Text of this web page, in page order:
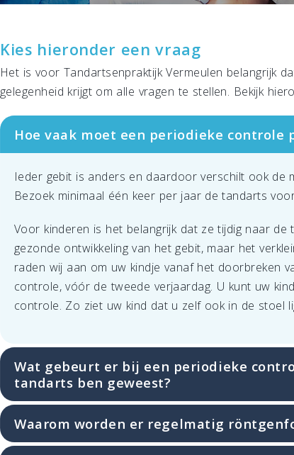
Kies hieronder een vraag
Het is voor Tandartsenpraktijk Vermeulen belangrijk
gelegenheid krijgt om alle vragen te stellen. Bekijk
Hoe vaak moet een periodieke controle
Ieder gebit is anders en daardoor verschilt ook de
Bezoek minimaal één keer per jaar de tandarts
Voor kinderen is het belangrijk dat ze tijdig naar
gezonde ontwikkeling van het gebit, maar het
raden wij aan om uw kindje vanaf het doorbreken
controle, vóór de tweede verjaardag. U kunt uw
controle. Zo ziet uw kind dat u zelf ook in de stoel
Wat gebeurt er bij een periodieke
tandarts ben geweest?
Waarom worden er regelmatig